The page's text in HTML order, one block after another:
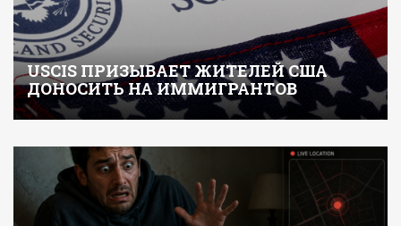
USCIS ПРИЗЫВАЕТ ЖИТЕЛЕЙ США
ДОНОСИТЬ НА ИММИГРАНТОВ